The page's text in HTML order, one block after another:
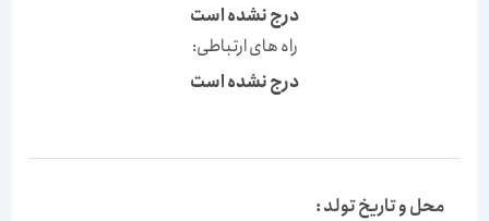
درج نشده است
راه های ارتباطی:
درج نشده است
محل و تاریخ تولد: